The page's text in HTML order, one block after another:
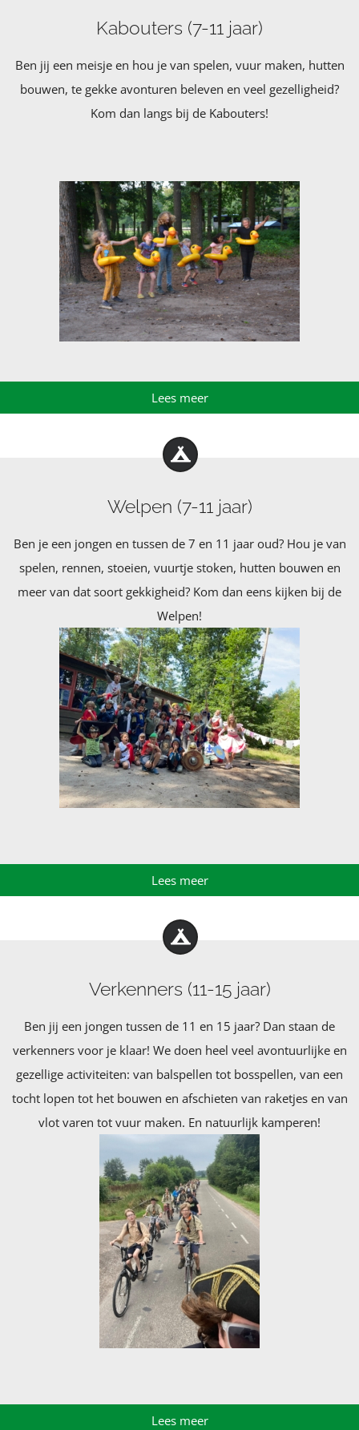
Kabouters (7-11 jaar)
Ben jij een meisje en hou je van spelen, vuur maken, hutten
bouwen, te gekke avonturen beleven en veel gezelligheid?
Kom dan langs bij de Kabouters!
Lees meer
Welpen (7-11 jaar)
Ben je een jongen en tussen de 7 en 11 jaar oud? Hou je van
spelen, rennen, stoeien, vuurtje stoken, hutten bouwen en
meer van dat soort gekkigheid? Kom dan eens kijken bij de
Welpen!
Lees meer
Verkenners (11-15 jaar)
Ben jij een jongen tussen de 11 en 15 jaar? Dan staan de
verkenners voor je klaar! We doen heel veel avontuurlijke en
gezellige activiteiten: van balspellen tot bosspellen, van een
tocht lopen tot het bouwen en afschieten van raketjes en van
vlot varen tot vuur maken. En natuurlijk kamperen!
Lees meer